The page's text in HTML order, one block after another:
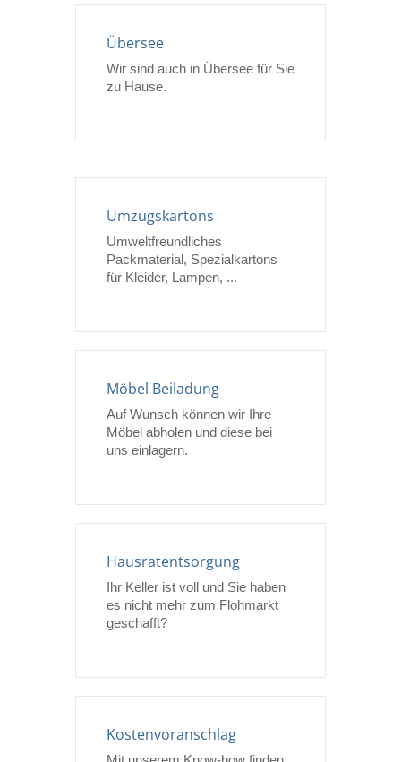
Übersee
Wir sind auch in Übersee für Sie
zu Hause.
Umzugskartons
Umweltfreundliches
Packmaterial, Spezialkartons
für Kleider, Lampen, ...
Möbel Beiladung
Auf Wunsch können wir Ihre
Möbel abholen und diese bei
uns einlagern.
Hausratentsorgung
Ihr Keller ist voll und Sie haben
es nicht mehr zum Flohmarkt
geschafft?
Kostenvoranschlag